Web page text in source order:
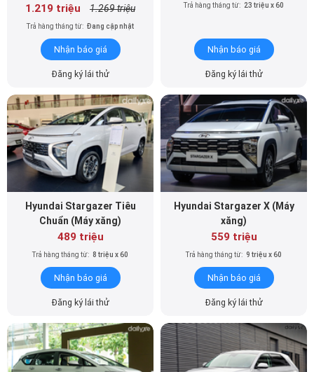
1.219 triệu 1.269 triệu
Trả hàng tháng từ: Đang cập nhật
Nhận báo giá
Đăng ký lái thử
Trả hàng tháng từ: 23 triệu x 60
Nhận báo giá
Đăng ký lái thử
Hyundai Stargazer Tiêu
Chuẩn (Máy xăng)
489 triệu
Trả hàng tháng từ: 8 triệu x 60
Nhận báo giá
Đăng ký lái thử
Hyundai Stargazer X (Máy
xăng)
559 triệu
Trả hàng tháng từ: 9 triệu x 60
Nhận báo giá
Đăng ký lái thử